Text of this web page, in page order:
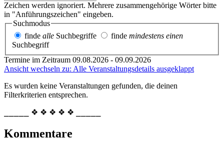
Zeichen werden ignoriert. Mehrere zusammengehörige Wörter bitte
in "Anführungszeichen" eingeben.
Suchmodus
finde alle Suchbegriffe finde mindestens einen
Suchbegriff
Termine im Zeitraum 09.08.2026 - 09.09.2026
Ansicht wechseln zu: Alle Veranstaltungsdetails ausgeklappt
Es wurden keine Veranstaltungen gefunden, die deinen
Filterkriterien entsprechen.
⎯⎯⎯⎯⎯ ❖ ❖ ❖ ❖ ❖ ⎯⎯⎯⎯⎯
Kommentare